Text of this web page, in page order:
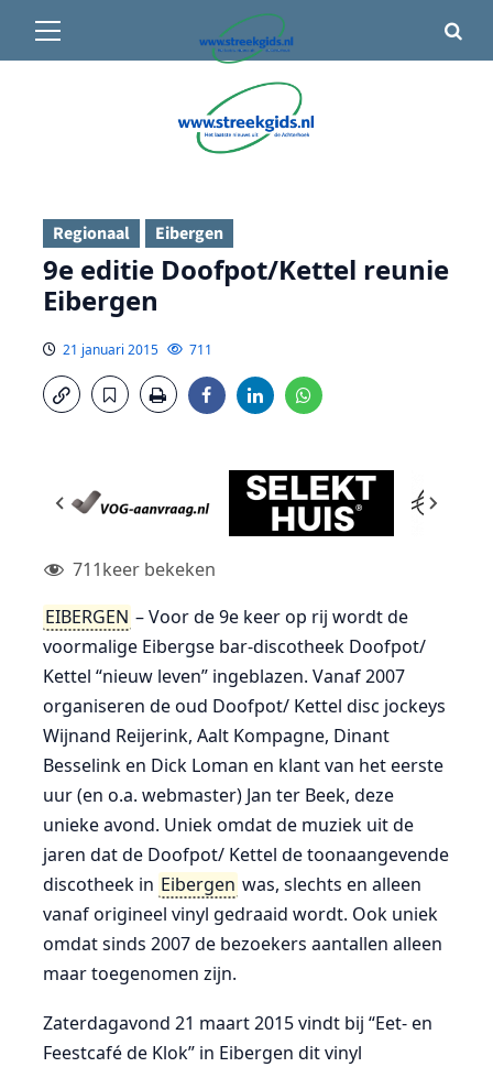
16°C• Vandaag 12° / 22°
menu
Regionaal Eibergen
9e editie Doofpot/Kettel reunie
Eibergen
21 januari 2015 711
711keer bekeken
EIBERGEN – Voor de 9e keer op rij wordt de
voormalige Eibergse bar-discotheek Doofpot/
Kettel “nieuw leven” ingeblazen. Vanaf 2007
organiseren de oud Doofpot/ Kettel disc jockeys
Wijnand Reijerink, Aalt Kompagne, Dinant
Besselink en Dick Loman en klant van het eerste
uur (en o.a. webmaster) Jan ter Beek, deze
unieke avond. Uniek omdat de muziek uit de
jaren dat de Doofpot/ Kettel de toonaangevende
discotheek in Eibergen was, slechts en alleen
vanaf origineel vinyl gedraaid wordt. Ook uniek
omdat sinds 2007 de bezoekers aantallen alleen
maar toegenomen zijn.
Zaterdagavond 21 maart 2015 vindt bij “Eet- en
Feestcafé de Klok” in Eibergen dit vinyl